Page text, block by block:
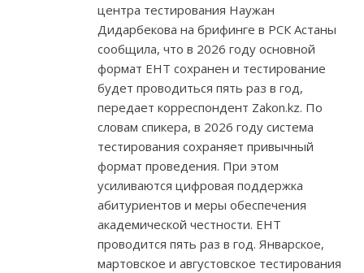
центра тестирования Наужан
Дидарбекова на брифинге в РСК Астаны
сообщила, что в 2026 году основной
формат ЕНТ сохранен и тестирование
будет проводиться пять раз в год,
передает корреспондент Zakon.kz. По
словам спикера, в 2026 году система
тестирования сохраняет привычный
формат проведения. При этом
усиливаются цифровая поддержка
абитуриентов и меры обеспечения
академической честности. ЕНТ
проводится пять раз в год. Январское,
мартовское и августовское тестирования